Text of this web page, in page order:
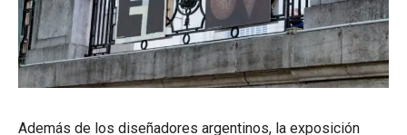
Además de los diseñadores argentinos, la exposición